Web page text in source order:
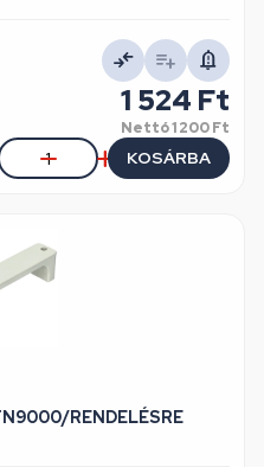
1 524 Ft
Nettó1 200 Ft
KOSÁRBA
RENDELÉSRE